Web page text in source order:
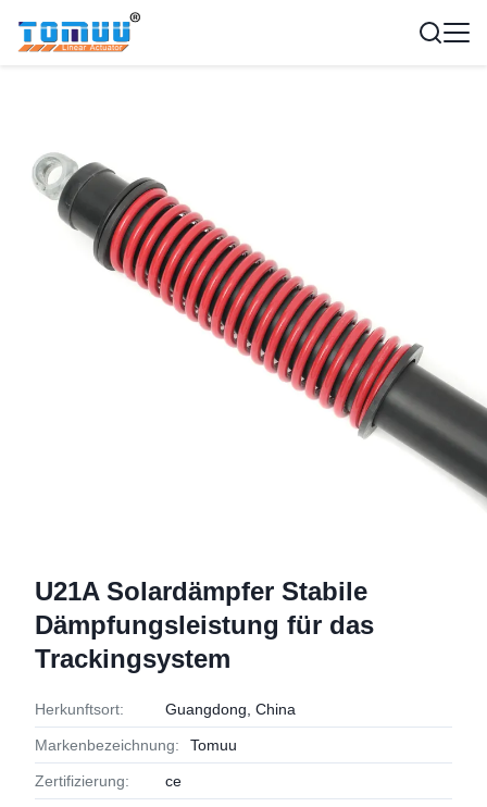
U21A Solardämpfer Stabile
Dämpfungsleistung für das
Trackingsystem
Herkunftsort: Guangdong, China
Markenbezeichnung: Tomuu
Zertifizierung: ce